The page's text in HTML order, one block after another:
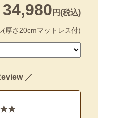
34,980 円(税込)
厚さ20cmマットレス付)
／